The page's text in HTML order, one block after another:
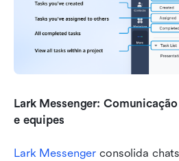
Lark Messenger:
e equipes
Lark Messenger consolida